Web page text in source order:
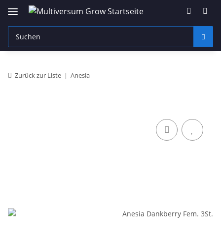
Zurück zur Liste Anesia